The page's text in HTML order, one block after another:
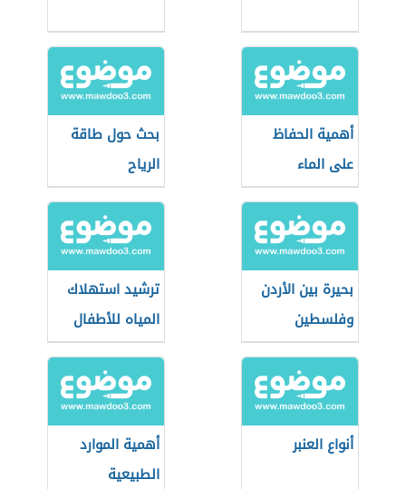
أهمية الحفاظ
على الماء
بحث حول طاقة
الرياح
بحيرة بين الأردن
وفلسطين
ترشيد استهلاك
المياه للأطفال
أنواع العنبر
أهمية الموارد
الطبيعية